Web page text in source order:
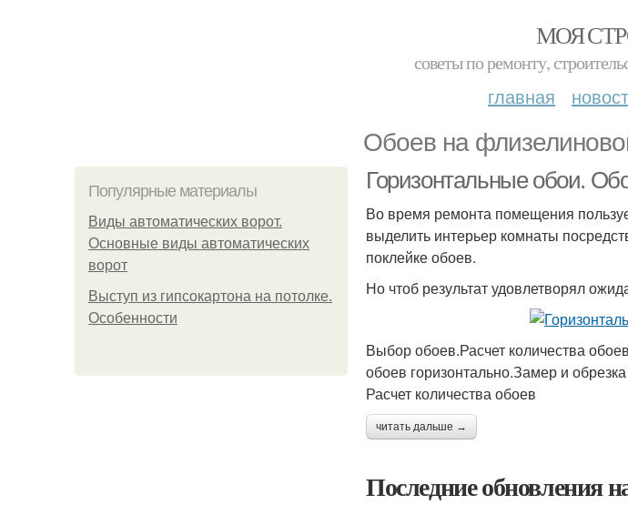
МОЯ
советы по ремонту,
главная
Обоев на
Популярные материалы
Виды автоматических ворот.
Основные виды автоматических
ворот
Выступ из гипсокартона на потолке.
Особенности
Горизонтальные обои.
Во время ремонта помещения
выделить интерьер комнаты
поклейке обоев.
Но чтоб результат удовлетворял
Выбор обоев.Расчет количества
обоев горизонтально.Замер и
Расчет количества обоев
читать дальше →
Последние обновления